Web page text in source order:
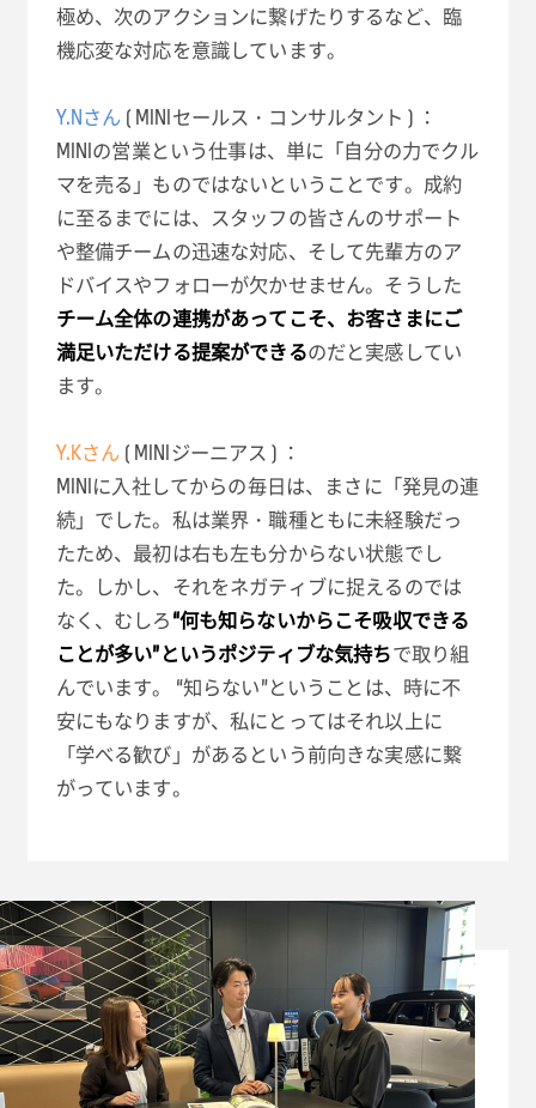
極め、次のアクションに繋げたりするなど、臨
機応変な対応を意識しています。
Y.Nさん ( MINIセールス・コンサルタント ) ：
MINIの営業という仕事は、単に「自分の力でクル
マを売る」ものではないということです。成約
に至るまでには、スタッフの皆さんのサポート
や整備チームの迅速な対応、そして先輩方のア
ドバイスやフォローが欠かせません。そうした
チーム全体の連携があってこそ、お客さまにご
満足いただける提案ができるのだと実感してい
ます。
Y.Kさん ( MINIジーニアス ) ：
MINIに入社してからの毎日は、まさに「発見の連
続」でした。私は業界・職種ともに未経験だっ
たため、最初は右も左も分からない状態でし
た。しかし、それをネガティブに捉えるのでは
なく、むしろ“何も知らないからこそ吸収できる
ことが多い”というポジティブな気持ちで取り組
んでいます。 “知らない”ということは、時に不
安にもなりますが、私にとってはそれ以上に
「学べる歓び」があるという前向きな実感に繋
がっています。